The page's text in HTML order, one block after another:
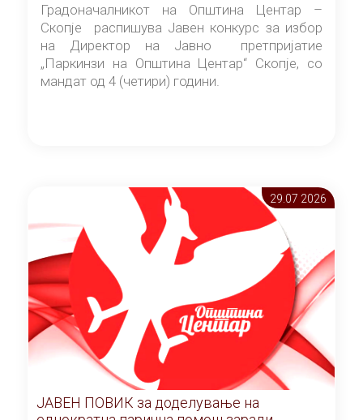
Градоначалникот на Општина Центар –
Скопје распишува Јавен конкурс за избор
на Директор на Јавно претпријатие
„Паркинзи на Општина Центар“ Скопје, со
мандат од 4 (четири) години.
29.07 2026
ЈАВЕН ПОВИК за доделување на